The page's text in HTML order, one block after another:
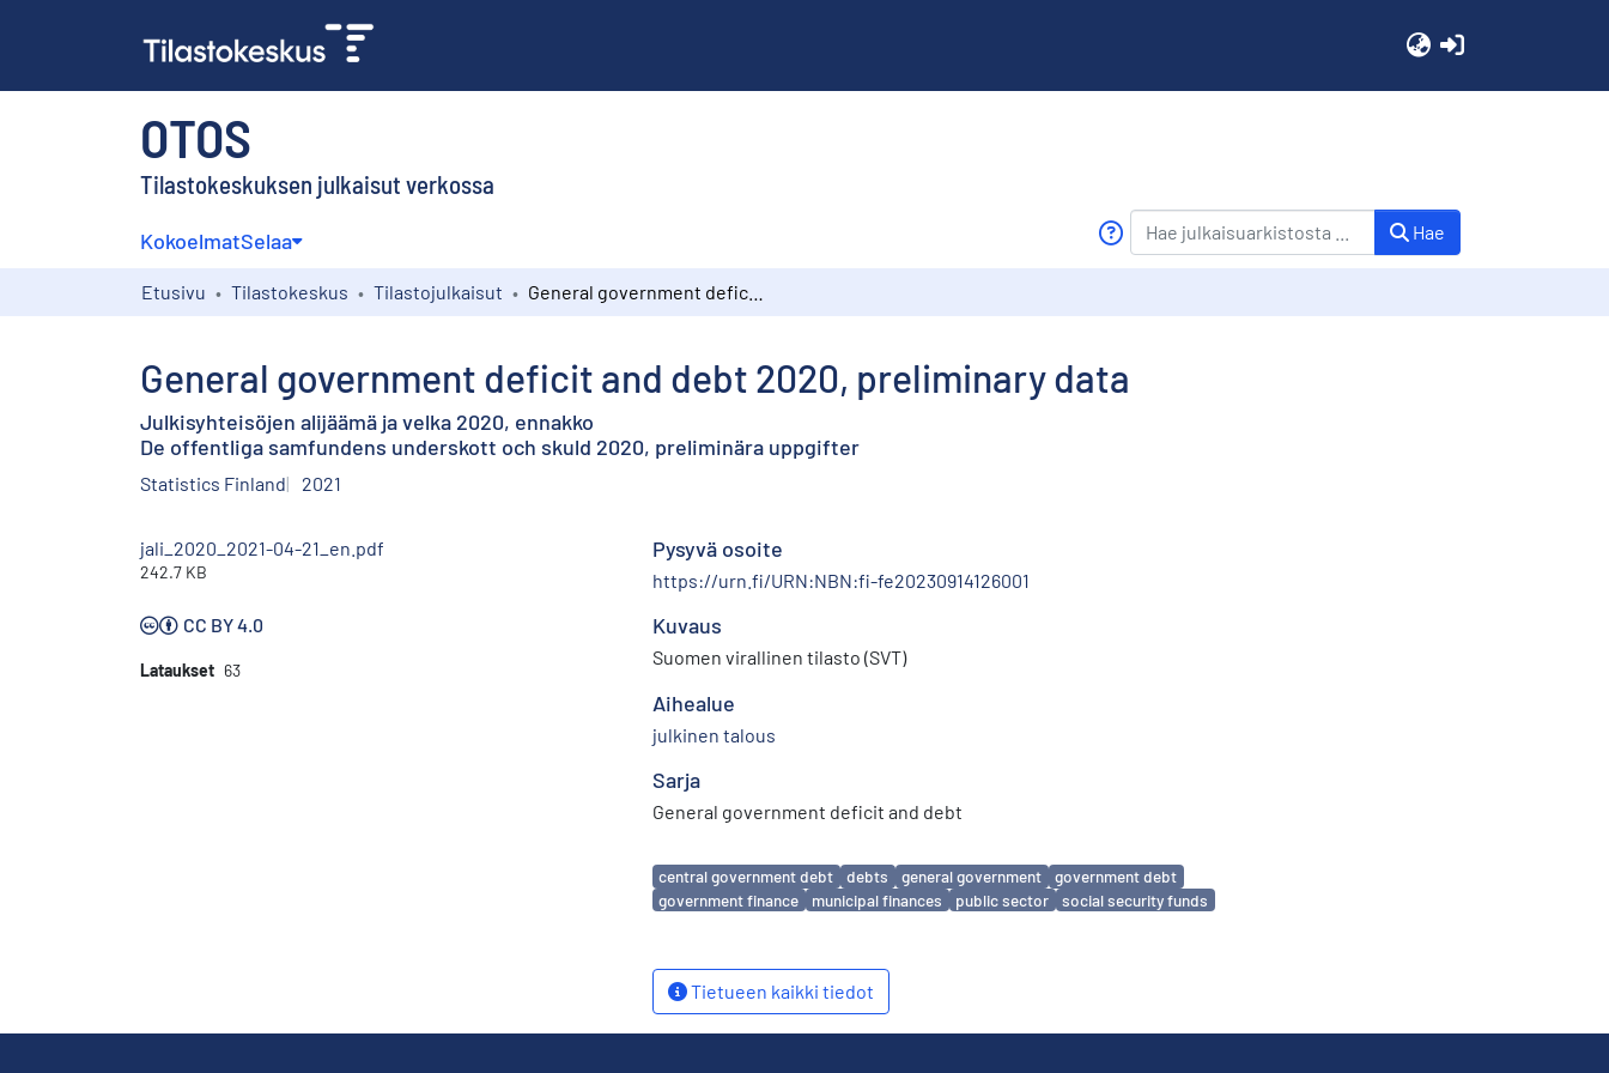
OTOS
Tilastokeskuksen julkaisut verkossa
KokoelmatSelaa Hae
Etusivu Tilastokeskus Tilastojulkaisut
General government deficit and debt 2020, preliminary data
Julkisyhteisöjen alijäämä ja velka 2020, ennakko
De offentliga samfundens underskott och skuld 2020, preliminära uppgifter
Statistics Finland 2021
jali_2020_2021-04-21_en.pdf
242.7 KB
CC BY 4.0
Lataukset 63
Pysyvä osoite
https://urn.fi/URN:NBN:fi-fe20230914126001
Kuvaus
Suomen virallinen tilasto (SVT)
Aihealue
julkinen talous
Sarja
General government deficit and debt
Avainsanat
central government debt debts general government
government debt
government finance
municipal finances public sector social security funds
Tietueen kaikki tiedot